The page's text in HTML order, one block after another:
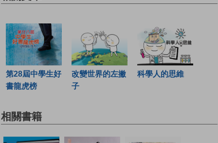
第28屆中學生好
書龍虎榜
改變世界的左撇
子
科學人的思維
相關書籍